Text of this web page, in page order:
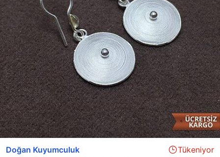
Doğan Kuyumculuk Tükeniyor